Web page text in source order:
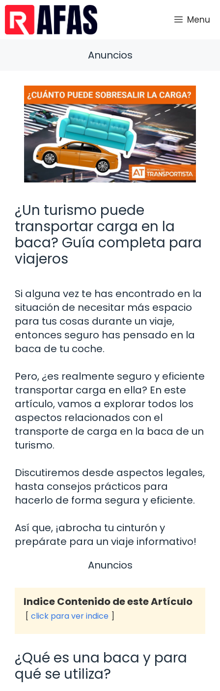
Saltar
contenido
Menu
Anuncios
¿Un turismo puede
transportar carga en la
baca? Guía completa para
viajeros
Si alguna vez te has encontrado en la
situación de necesitar más espacio
para tus cosas durante un viaje,
entonces seguro has pensado en la
baca de tu coche.
Pero, ¿es realmente seguro y eficiente
transportar carga en ella? En este
artículo, vamos a explorar todos los
aspectos relacionados con el
transporte de carga en la baca de un
turismo.
Discutiremos desde aspectos legales,
hasta consejos prácticos para
hacerlo de forma segura y eficiente.
Así que, ¡abrocha tu cinturón y
prepárate para un viaje informativo!
Anuncios
Indice Contenido de este Artículo
click para ver indice
¿Qué es una baca y para
qué se utiliza?